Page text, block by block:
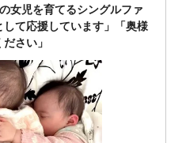
女児を育てるシングルファ
て応援しています」「奥様
さい」